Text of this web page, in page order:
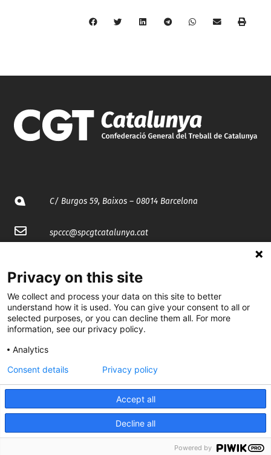
C/ Burgos 59, Baixos – 08014 Barcelona
spccc@spcgtcatalunya.cat
@CGTCatalunya
cgtcatalunya
cgtcatalunya
Desenvolupat per
Privacy on this site
We collect and process your data on this site to better
understand how it is used. You can give your consent to all or
selected purposes, or you can decline them all. For more
information, see our privacy policy.
Analytics
Accept all
Decline all
Consent details Privacy policy
Powered by